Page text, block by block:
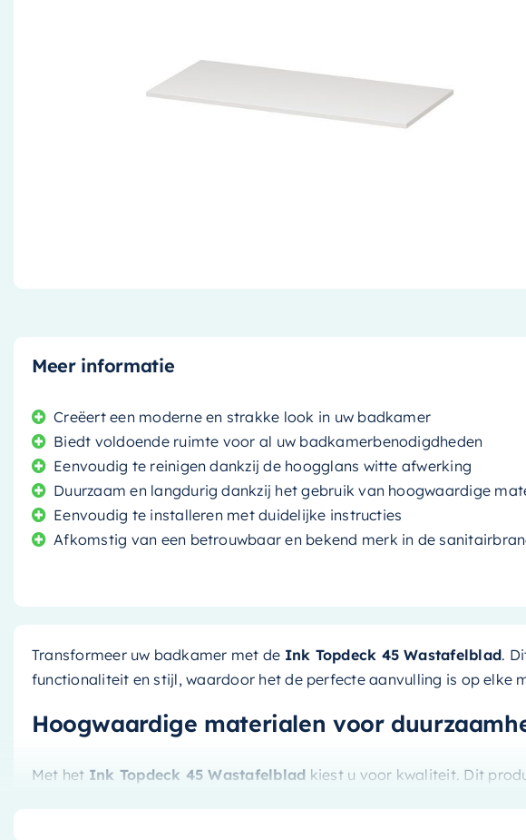
Meer informatie
Creëert een moderne en strakke look in uw badkamer
Biedt voldoende ruimte voor al uw badkamerbenodigdheden
Eenvoudig te reinigen dankzij de hoogglans witte afwerking
Duurzaam en langdurig dankzij het gebruik van hoogwaardige
Eenvoudig te installeren met duidelijke instructies
Afkomstig van een betrouwbaar en bekend merk in de
Transformeer uw badkamer met de Ink Topdeck 45 Wastafelblad.
functionaliteit en stijl, waardoor het de perfecte aanvulling is op elke
Hoogwaardige materialen voor
Met het Ink Topdeck 45 Wastafelblad kiest u voor kwaliteit. Dit
De hoogglans witte afwerking is niet alleen stijlvol, maar ook